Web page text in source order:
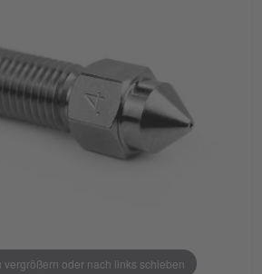
vergrößern oder nach links schieben